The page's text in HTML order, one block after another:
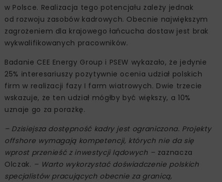
w Polsce. Realizacja tego potencjału zależy jednak
od rozwoju zasobów kadrowych. Obecnie największym
zagrożeniem dla krajowego łańcucha dostaw jest brak
wykwalifikowanych pracowników.
Badanie CEE Energy Group i PSEW wykazało, że jedynie
25% interesariuszy pozytywnie ocenia udział polskich
firm w realizacji fazy I farm wiatrowych. Dwie trzecie
wskazuje, że ten udział mógłby być większy, a 10%
uznaje go za porażkę.
– Dzisiejsza dostępność kadry jest ograniczona. Projekty
offshore wymagają kompetencji, których nie da się
wprost przenieść z inwestycji lądowych – zaznacza
Olczak. – Warto wykorzystać doświadczenie polskich
specjalistów pracujących obecnie za granicą,